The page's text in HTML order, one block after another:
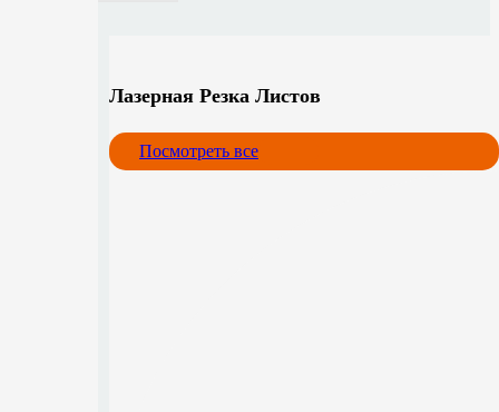
Лазерная Резка Листов
Посмотреть все